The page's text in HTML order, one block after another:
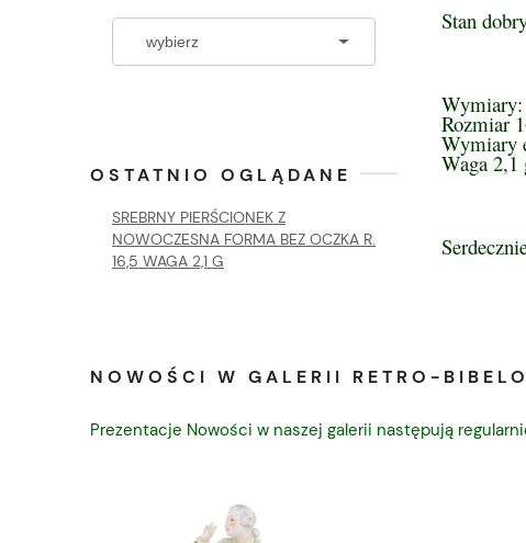
OSTATNIO OGLĄDANE
SREBRNY PIERŚCIONEK Z
NOWOCZESNA FORMA BEZ OCZKA R.
16,5 WAGA 2,1 G
Stan
Wymiary:
Rozmiar
Wymiary
Waga 2,1
NOWOŚCI W GALERII RETRO-
Prezentacje Nowości w naszej galerii następują